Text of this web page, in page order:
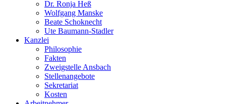
Dr. Ronja Heß
Wolfgang Manske
Beate Schoknecht
Ute Baumann-Stadler
Kanzlei
Philosophie
Fakten
Zweigstelle Ansbach
Stellenangebote
Sekretariat
Kosten